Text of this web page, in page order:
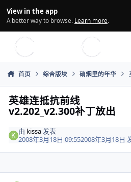
View in the app
A better way to browse. Learn more.
首页 综合版块 硝烟里的年华
英雄连抵抗前线
v2.202_v2.300补丁放出
由 kissa 发表
2008年3月18日 09:552008年3月18日